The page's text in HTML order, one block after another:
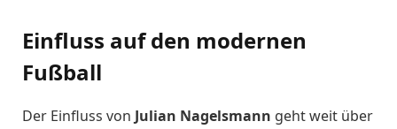
Einfluss auf den modernen
Fußball
Der Einfluss von Julian Nagelsmann geht weit über